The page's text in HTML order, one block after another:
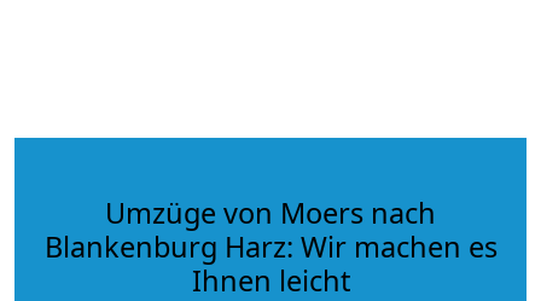
Umzüge von Moers nach
Blankenburg Harz: Wir machen es
Ihnen leicht